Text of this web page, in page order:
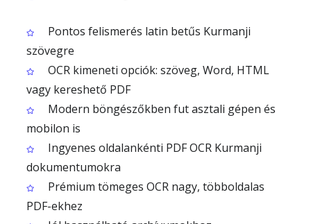
Pontos felismerés latin betűs Kurmanji
szövegre
OCR kimeneti opciók: szöveg, Word, HTML
vagy kereshető PDF
Modern böngészőkben fut asztali gépen és
mobilon is
Ingyenes oldalankénti PDF OCR Kurmanji
dokumentumokra
Prémium tömeges OCR nagy, többoldalas
PDF-ekhez